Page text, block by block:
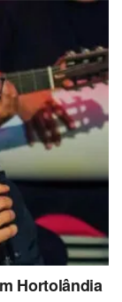
Hortolândia